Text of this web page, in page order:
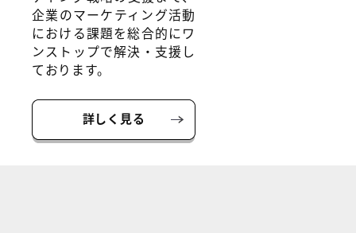
企業のマーケティング活動
における課題を総合的にワ
ンストップで解決・支援し
ております。
詳しく見る